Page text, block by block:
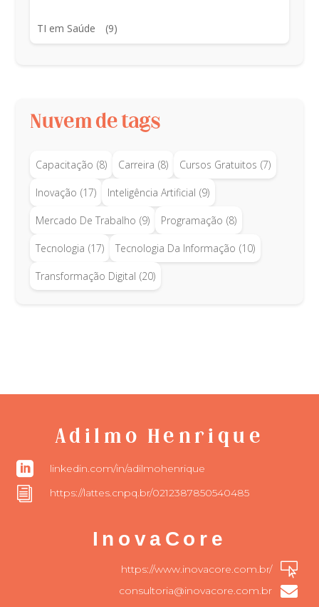
TI em Saúde (9)
Nuvem de tags
Capacitação (8) Carreira (8) Cursos Gratuitos (7)
Inovação (17) Inteligência Artificial (9)
Mercado De Trabalho (9) Programação (8)
Tecnologia (17) Tecnologia Da Informação (10)
Transformação Digital (20)
Adilmo Henrique
 linkedin.com/in/adilmohenrique
i https://lattes.cnpq.br/0212387850540485
InovaCore

https://www.inovacore.com.br/

consultoria@inovacore.com.br